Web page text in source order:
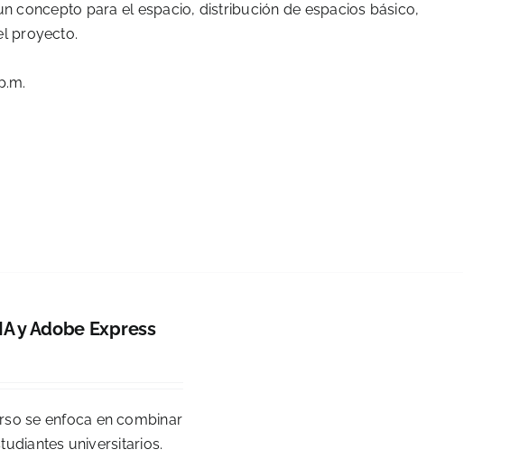
concepto para el espacio, distribución de espacios básico,
proyecto.
y Adobe Express
se enfoca en combinar
universitarios.